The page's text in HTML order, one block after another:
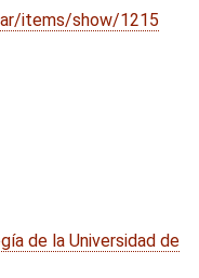
items/show/1215
de la Universidad de